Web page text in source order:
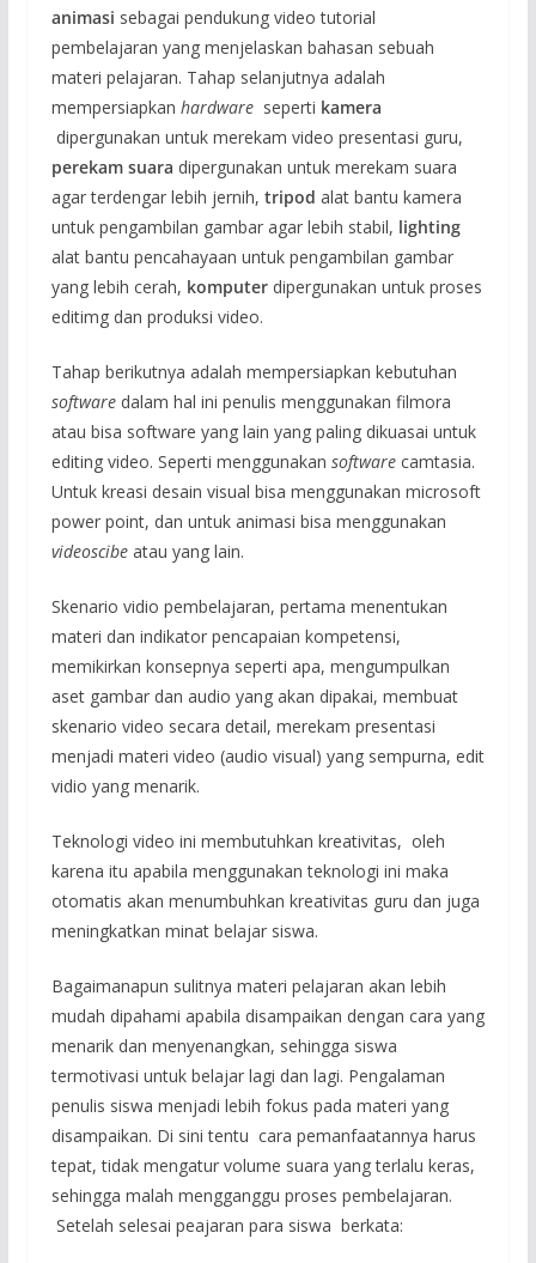
animasi sebagai pendukung video tutorial
pembelajaran yang menjelaskan bahasan sebuah
materi pelajaran. Tahap selanjutnya adalah
mempersiapkan hardwareseperti kamera
dipergunakan untuk merekam video presentasi guru,
perekam suara dipergunakan untuk merekam suara
agar terdengar lebih jernih, tripod alat bantu kamera
untuk pengambilan gambar agar lebih stabil, lighting
alat bantu pencahayaan untuk pengambilan gambar
yang lebih cerah, komputer dipergunakan untuk proses
editimg dan produksi video.
Tahap berikutnya adalah mempersiapkan kebutuhan
software dalam hal ini penulis menggunakan filmora
atau bisa software yang lain yang paling dikuasai untuk
editing video. Seperti menggunakan softwarecamtasia.
Untuk kreasi desain visual bisa menggunakan microsoft
power point, dan untuk animasi bisa menggunakan
videoscibe atau yang lain.
Skenario vidio pembelajaran, pertama menentukan
materi dan indikator pencapaian kompetensi,
memikirkan konsepnya seperti apa, mengumpulkan
aset gambar dan audio yang akan dipakai, membuat
skenario video secara detail, merekam presentasi
menjadi materi video (audio visual) yang sempurna, edit
vidio yang menarik.
Teknologi video ini membutuhkan kreativitas, oleh
karena itu apabila menggunakan teknologi ini maka
otomatis akan menumbuhkan kreativitas guru dan juga
meningkatkan minat belajar siswa.
Bagaimanapun sulitnya materi pelajaran akan lebih
mudah dipahami apabila disampaikan dengan cara yang
menarik dan menyenangkan, sehingga siswa
termotivasi untuk belajar lagi dan lagi. Pengalaman
penulis siswa menjadi lebih fokus pada materi yang
disampaikan. Di sini tentu cara pemanfaatannya harus
tepat, tidak mengatur volume suara yang terlalu keras,
sehingga malah mengganggu proses pembelajaran.
Setelah selesai peajaran para siswa berkata: